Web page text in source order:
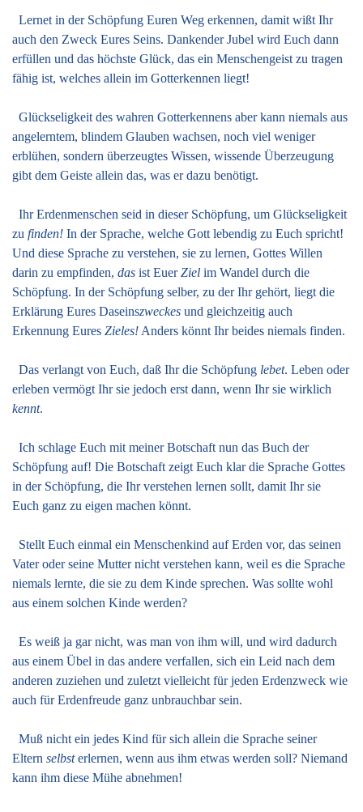
Lernet in der Schöpfung Euren Weg erkennen, damit wißt Ihr
auch den Zweck Eures Seins. Dankender Jubel wird Euch dann
erfüllen und das höchste Glück, das ein Menschengeist zu tragen
fähig ist, welches allein im Gotterkennen liegt!
Glückseligkeit des wahren Gotterkennens aber kann niemals aus
angelerntem, blindem Glauben wachsen, noch viel weniger
erblühen, sondern überzeugtes Wissen, wissende Überzeugung
gibt dem Geiste allein das, was er dazu benötigt.
Ihr Erdenmenschen seid in dieser Schöpfung, um Glückseligkeit
zu finden! In der Sprache, welche Gott lebendig zu Euch spricht!
Und diese Sprache zu verstehen, sie zu lernen, Gottes Willen
darin zu empfinden, das ist EuerZiel im Wandel durch die
Schöpfung. In der Schöpfung selber, zu der Ihr gehört, liegt die
Erklärung Eures Daseinszweckes und gleichzeitig auch
Erkennung Eures Zieles!Anders könnt Ihr beides niemals finden.
Das verlangt von Euch, daß Ihr die Schöpfung lebet. Leben oder
erleben vermögt Ihr sie jedoch erst dann, wenn Ihr sie wirklich
kennt.
Ich schlage Euch mit meiner Botschaft nun das Buch der
Schöpfung auf! Die Botschaft zeigt Euch klar die Sprache Gottes
in der Schöpfung, die Ihr verstehen lernen sollt, damit Ihr sie
Euch ganz zu eigen machen könnt.
Stellt Euch einmal ein Menschenkind auf Erden vor, das seinen
Vater oder seine Mutter nicht verstehen kann, weil es die Sprache
niemals lernte, die sie zu dem Kinde sprechen. Was sollte wohl
aus einem solchen Kinde werden?
Es weiß ja gar nicht, was man von ihm will, und wird dadurch
aus einem Übel in das andere verfallen, sich ein Leid nach dem
anderen zuziehen und zuletzt vielleicht für jeden Erdenzweck wie
auch für Erdenfreude ganz unbrauchbar sein.
Muß nicht ein jedes Kind für sich allein die Sprache seiner
Eltern selbsterlernen, wenn aus ihm etwas werden soll? Niemand
kann ihm diese Mühe abnehmen!